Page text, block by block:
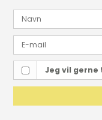
Jeg vil